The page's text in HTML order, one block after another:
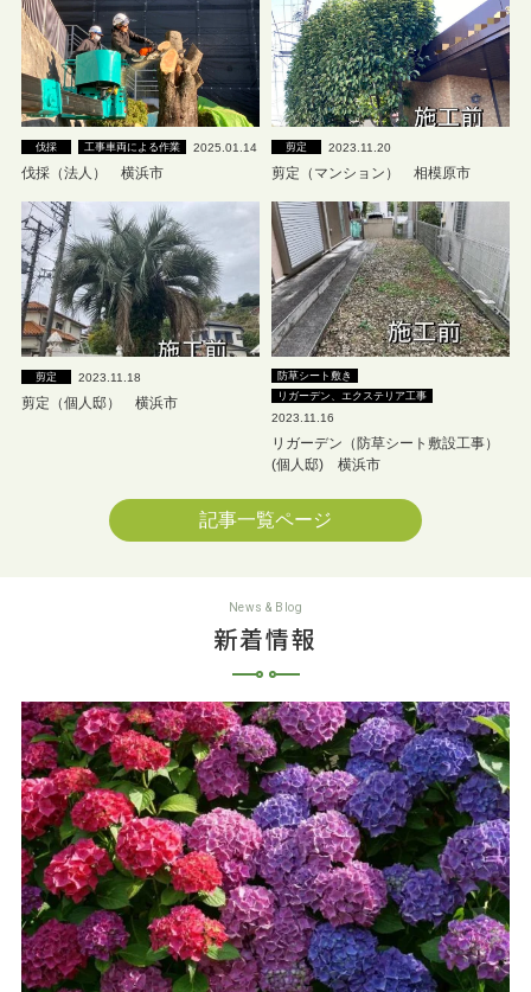
伐採 工事車両による作業 2025.01.14
伐採（法人） 横浜市
剪定 2023.11.20
剪定（マンション） 相模原市
剪定 2023.11.18
剪定（個人邸） 横浜市
防草シート敷き
リガーデン、エクステリア工事
2023.11.16
リガーデン（防草シート敷設工事）
(個人邸) 横浜市
記事一覧ページ
News & Blog
新着情報